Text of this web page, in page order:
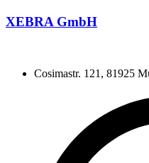
XEBRA GmbH
Cosimastr. 121, 81925